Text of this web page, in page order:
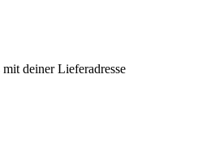
mit deiner Lieferadresse